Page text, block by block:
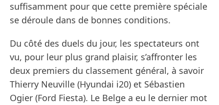
suffisamment pour que cette première spéciale
se déroule dans de bonnes conditions.
Du côté des duels du jour, les spectateurs ont
vu, pour leur plus grand plaisir, s’affronter les
deux premiers du classement général, à savoir
Thierry Neuville (Hyundai i20) et Sébastien
Ogier (Ford Fiesta). Le Belge a eu le dernier mot